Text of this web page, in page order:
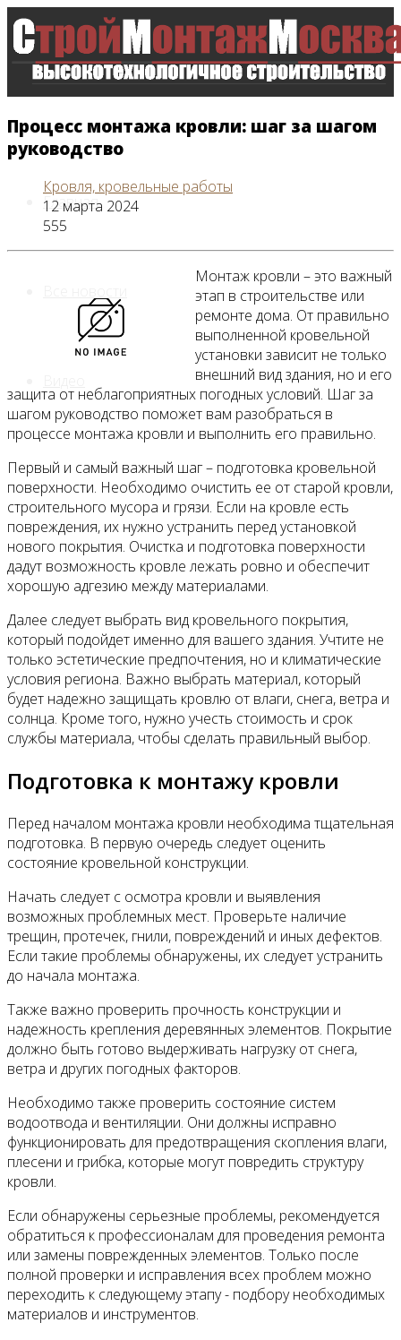
Главная
Процесс монтажа кровли: шаг за шагом
руководство
Кровля, кровельные работы
12 марта 2024
555
Монтаж кровли – это важный
этап в строительстве или
ремонте дома. От правильно
выполненной кровельной
установки зависит не только
внешний вид здания, но и его
защита от неблагоприятных погодных условий. Шаг за
шагом руководство поможет вам разобраться в
процессе монтажа кровли и выполнить его правильно.
Первый и самый важный шаг – подготовка кровельной
поверхности. Необходимо очистить ее от старой кровли,
строительного мусора и грязи. Если на кровле есть
повреждения, их нужно устранить перед установкой
нового покрытия. Очистка и подготовка поверхности
дадут возможность кровле лежать ровно и обеспечит
хорошую адгезию между материалами.
Далее следует выбрать вид кровельного покрытия,
который подойдет именно для вашего здания. Учтите не
только эстетические предпочтения, но и климатические
условия региона. Важно выбрать материал, который
будет надежно защищать кровлю от влаги, снега, ветра и
солнца. Кроме того, нужно учесть стоимость и срок
службы материала, чтобы сделать правильный выбор.
Подготовка к монтажу кровли
Перед началом монтажа кровли необходима тщательная
подготовка. В первую очередь следует оценить
состояние кровельной конструкции.
Начать следует с осмотра кровли и выявления
возможных проблемных мест. Проверьте наличие
трещин, протечек, гнили, повреждений и иных дефектов.
Если такие проблемы обнаружены, их следует устранить
до начала монтажа.
Также важно проверить прочность конструкции и
надежность крепления деревянных элементов. Покрытие
должно быть готово выдерживать нагрузку от снега,
ветра и других погодных факторов.
Необходимо также проверить состояние систем
водоотвода и вентиляции. Они должны исправно
функционировать для предотвращения скопления влаги,
плесени и грибка, которые могут повредить структуру
кровли.
Если обнаружены серьезные проблемы, рекомендуется
обратиться к профессионалам для проведения ремонта
или замены поврежденных элементов. Только после
полной проверки и исправления всех проблем можно
переходить к следующему этапу - подбору необходимых
материалов и инструментов.